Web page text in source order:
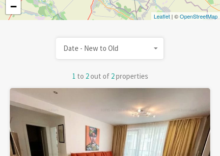
−
Leaflet | ©OpenStreetMap
1 to 2 out of 2properties
Date - New to Old